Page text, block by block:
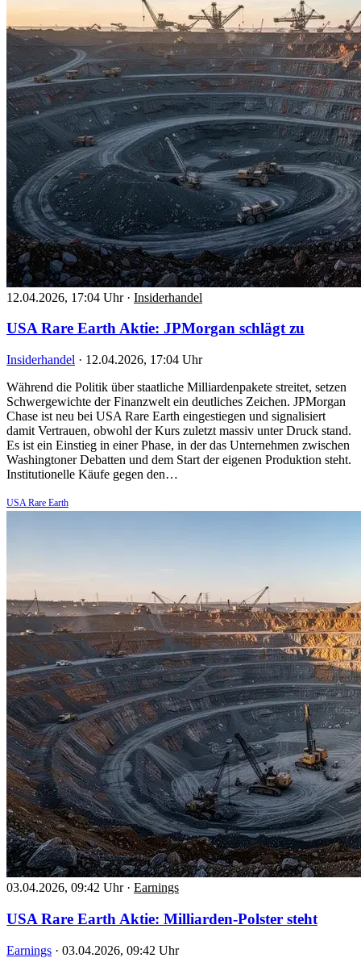
12.04.2026, 17:04 Uhr · Insiderhandel
USA Rare Earth Aktie: JPMorgan schlägt zu
Insiderhandel · 12.04.2026, 17:04 Uhr
Während die Politik über staatliche Milliardenpakete streitet, setzen
Schwergewichte der Finanzwelt ein deutliches Zeichen. JPMorgan
Chase ist neu bei USA Rare Earth eingestiegen und signalisiert
damit Vertrauen, obwohl der Kurs zuletzt massiv unter Druck stand.
Es ist ein Einstieg in einer Phase, in der das Unternehmen zwischen
Washingtoner Debatten und dem Start der eigenen Produktion steht.
Institutionelle Käufe gegen den…
USA Rare Earth
03.04.2026, 09:42 Uhr · Earnings
USA Rare Earth Aktie: Milliarden-Polster steht
Earnings · 03.04.2026, 09:42 Uhr